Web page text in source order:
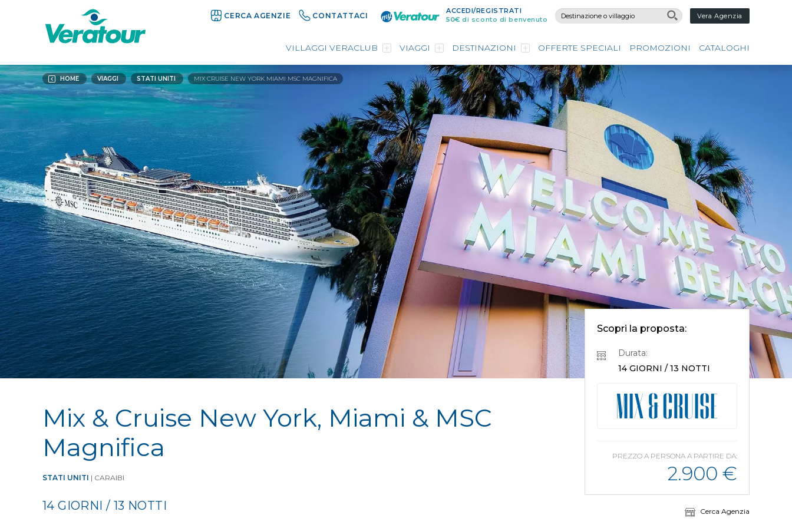
CERCA AGENZIE CONTATTACI
ACCEDI/REGISTRATI
50€ di sconto di benvenuto Vera Agenzia
VILLAGGI VERACLUB VIAGGI DESTINAZIONI OFFERTE SPECIALI PROMOZIONI CATALOGHI
HOME VIAGGI STATI UNITI MIX CRUISE NEW YORK MIAMI MSC MAGNIFICA
Mix & Cruise New York, Miami & MSC
Magnifica
STATI UNITI | CARAIBI
14 GIORNI / 13 NOTTI
Scopri la proposta:
Durata:
14 GIORNI / 13 NOTTI
PREZZO A PERSONA A PARTIRE DA:
2.900 €
Cerca Agenzia